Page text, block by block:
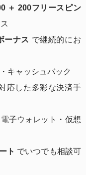
＋ 200フリースピン
ーナス で継続的にお
キャッシュバック
応した多彩な決済手
子ウォレット・仮想
ト でいつでも相談可